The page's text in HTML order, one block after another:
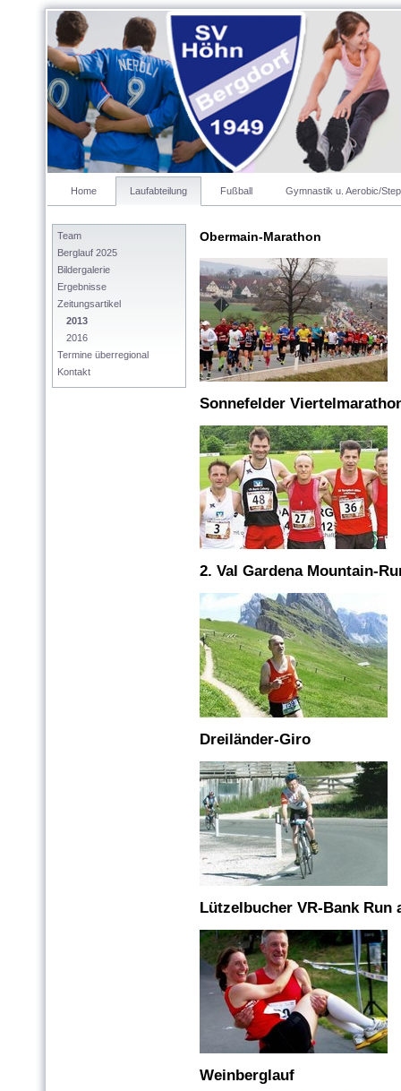
Home Laufabteilung Fußball Gymnastik u. Aerobic/
Team
Berglauf 2025
Bildergalerie
Ergebnisse
Zeitungsartikel
2013
2016
Termine überregional
Kontakt
Obermain-Marathon
Sonnefelder
2. Val Gardena Mountain-
Dreiländer-Giro
Lützelbucher VR-Bank Run
Weinberglauf